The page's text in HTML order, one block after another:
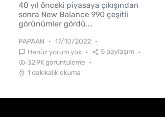
40 yıl önceki piyasaya çıkışından
sonra New Balance 990 çeşitli
görünümler gördü.…
PAPAAN
17/10/2022
Henüz yorum yok
5 paylaşım
32,9K görüntüleme
1 dakikalık okuma